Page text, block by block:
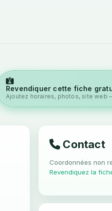
Revendiquer cette fiche
Ajoutez horaires, photos, site web
Contact
Coordonnées non
Revendiquez la